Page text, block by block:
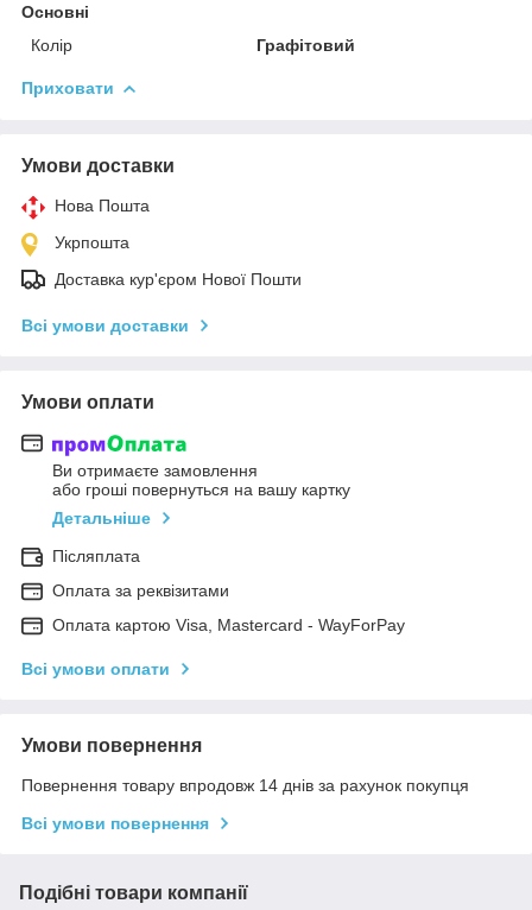
Основні
Колір
Графітовий
Приховати
Умови доставки
Нова Пошта
Укрпошта
Доставка кур'єром Нової Пошти
Всі умови доставки
Умови оплати
Ви отримаєте замовлення
або гроші повернуться на вашу картку
Детальніше
Післяплата
Оплата за реквізитами
Оплата картою Visa, Mastercard - WayForPay
Всі умови оплати
Умови повернення
Повернення товару впродовж 14 днів за рахунок покупця
Всі умови повернення
Подібні товари компанії